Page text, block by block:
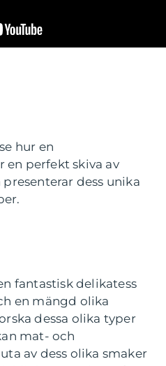
hur en
en perfekt skiva av
dess unika
fantastisk delikatess
en mängd olika
dessa olika typer
mat- och
av dess olika smaker